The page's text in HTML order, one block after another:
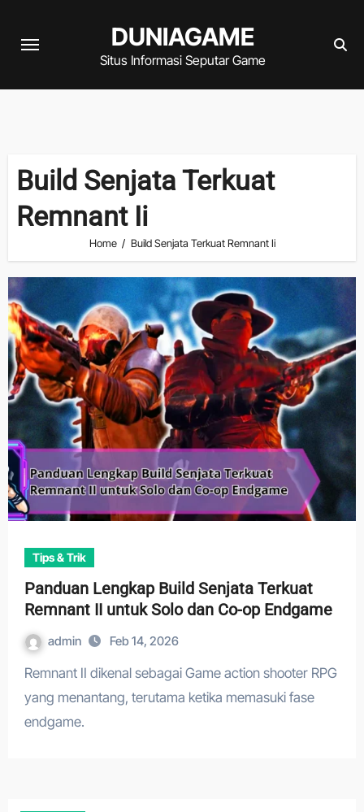
DUNIAGAME
Situs Informasi Seputar Game
Build Senjata Terkuat
Remnant Ii
Home Build Senjata Terkuat Remnant Ii
Tips & Trik
Panduan Lengkap Build Senjata Terkuat
Remnant II untuk Solo dan Co-op Endgame
admin Feb 14, 2026
Remnant II dikenal sebagai Game action shooter RPG
yang menantang, terutama ketika memasuki fase
endgame.